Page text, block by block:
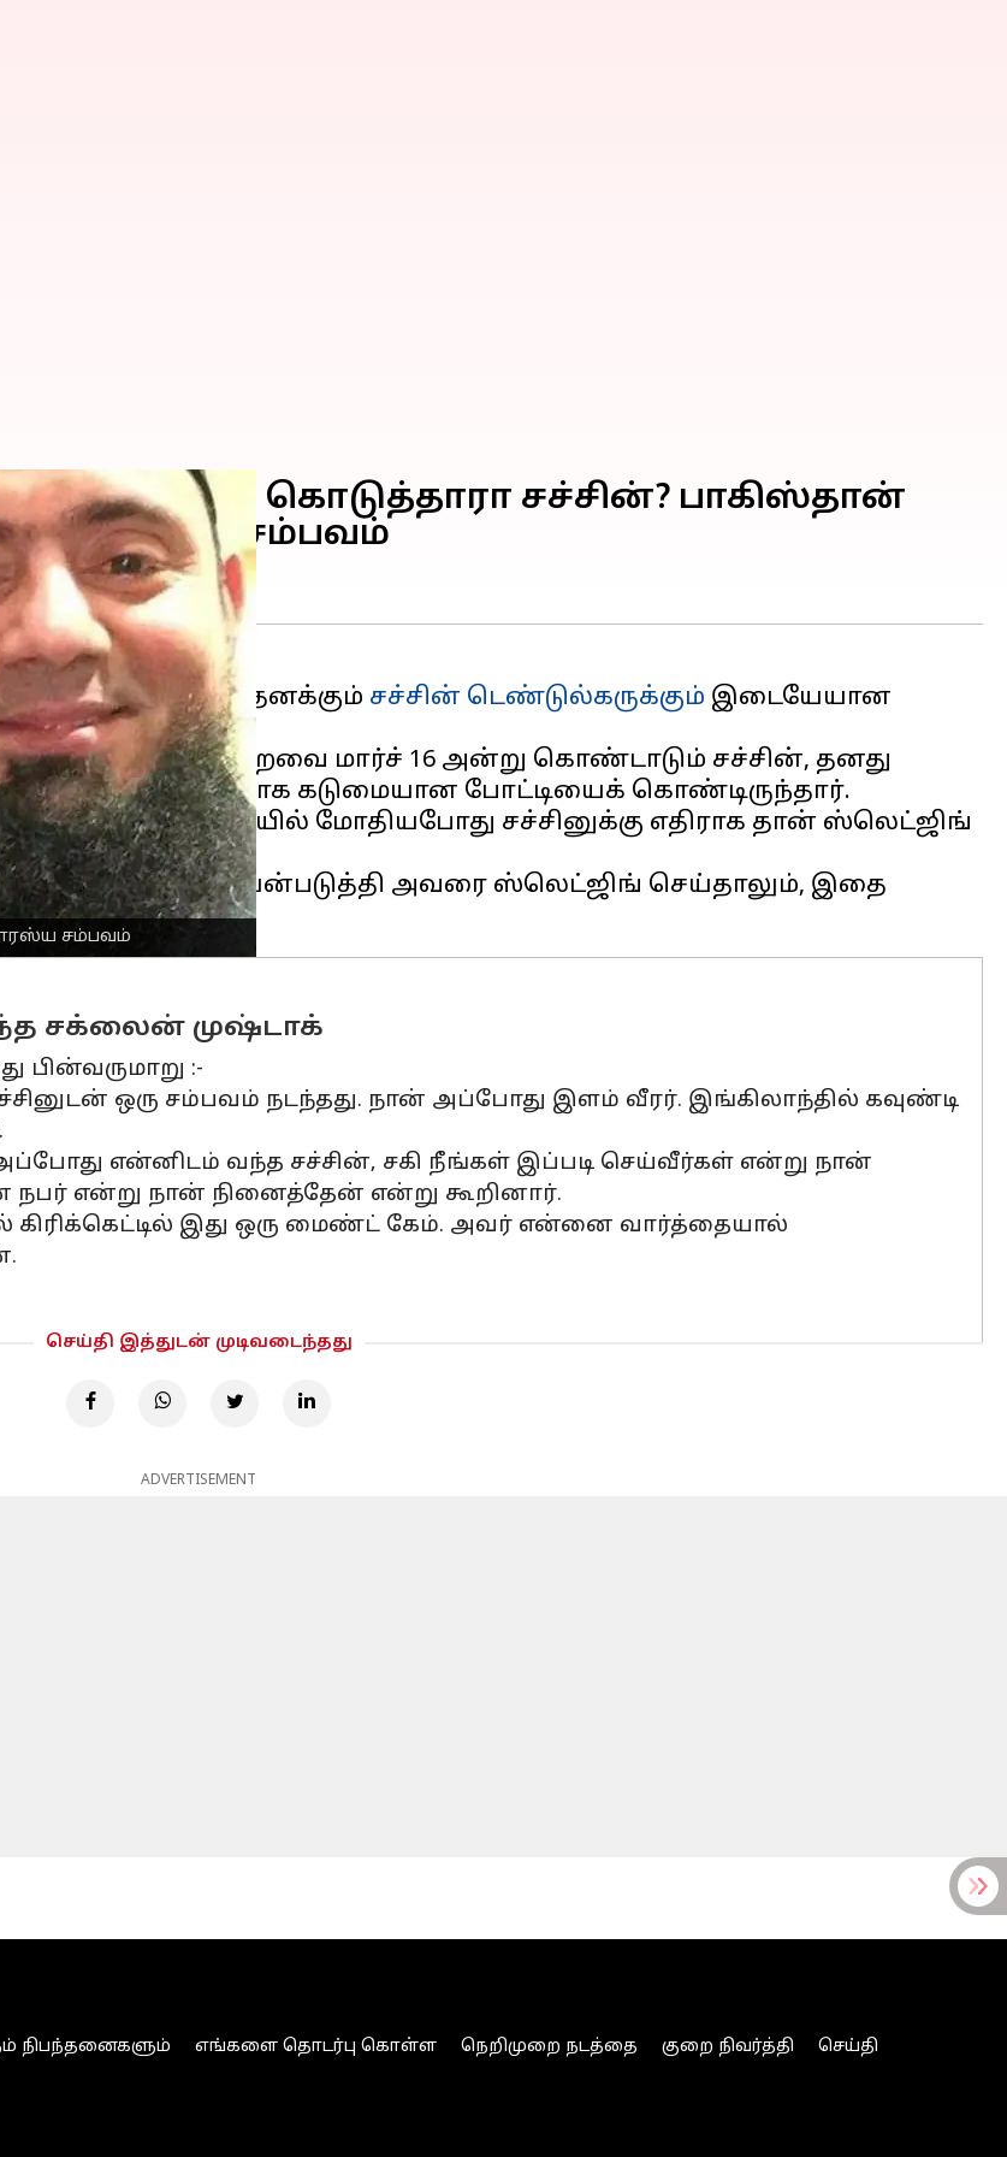
சம்பவம்
பதிலடி கொடுத்தாரா சச்சின்? பாகிஸ்தான்
சுவாரஸ்ய சம்பவம்
சக்லைன் முஷ்டாக், தனக்கும் சச்சின் டெண்டுல்கருக்கும் இடையேயான
12வது ஆண்டு நிறைவை மார்ச் 16 அன்று கொண்டாடும் சச்சின், தனது
வீச்சாளருக்கு எதிராக கடுமையான போட்டியைக் கொண்டிருந்தார்.
சஹாரா கோப்பையில் மோதியபோது சச்சினுக்கு எதிராக தான் ஸ்லெட்ஜிங்
வார்த்தைகளைப் பயன்படுத்தி அவரை ஸ்லெட்ஜிங் செய்தாலும், இதை
சக்லைன் முஷ்டாக்
பின்வருமாறு :-
ஒரு சம்பவம் நடந்தது. நான் அப்போது இளம் வீரர். இங்கிலாந்தில் கவுண்டி
என்னிடம் வந்த சச்சின், சகி நீங்கள் இப்படி செய்வீர்கள் என்று நான்
என்று நான் நினைத்தேன் என்று கூறினார்.
இது ஒரு மைண்ட் கேம். அவர் என்னை வார்த்தையால்
செய்தி இத்துடன் முடிவடைந்தது
ADVERTISEMENT
நிபந்தனைகளும் எங்களை தொடர்பு கொள்ள நெறிமுறை நடத்தை குறை நிவர்த்தி
செய்தி